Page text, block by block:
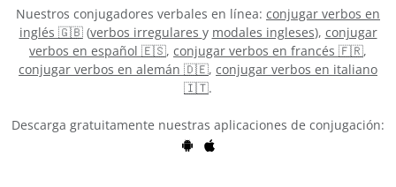
Nuestros conjugadores verbales en línea: conjugar verbos en
inglés 🇬🇧(verbos irregulares y modales ingleses), conjugar
verbos en español 🇪🇸, conjugar verbos en francés 🇫🇷,
conjugar verbos en alemán 🇩🇪, conjugar verbos en italiano
🇮🇹.
Descarga gratuitamente nuestras aplicaciones de conjugación: